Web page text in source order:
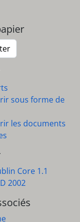
sous forme de
les documents
Core 1.1
2002